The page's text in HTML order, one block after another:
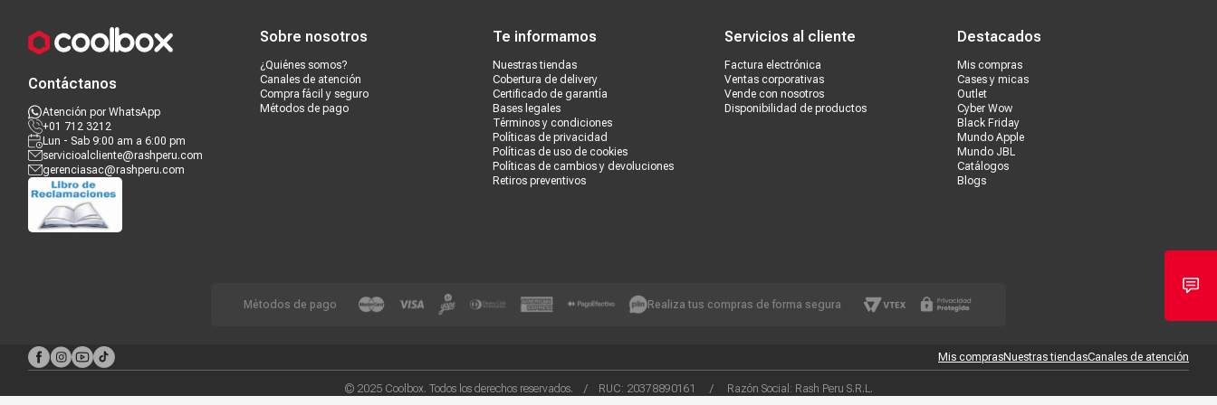
Contáctanos
Atención por WhatsApp
+01 712 3212
Lun - Sab 9:00 am a 6:00 pm
servicioalcliente@rashperu.com
gerenciasac@rashperu.com
Sobre nosotros
¿Quiénes somos?
Canales de atención
Compra fácil y seguro
Métodos de pago
Te informamos
Nuestras tiendas
Cobertura de delivery
Certificado de garantía
Bases legales
Términos y condiciones
Políticas de privacidad
Políticas de uso de cookies
Políticas de cambios y devoluciones
Retiros preventivos
Servicios al cliente
Factura electrónica
Ventas corporativas
Vende con nosotros
Disponibilidad de productos
Destacados
Mis compras
Cases y micas
Outlet
Cyber Wow
Black Friday
Mundo Apple
Mundo JBL
Catálogos
Blogs
Métodos de pago Realiza tus compras de forma segura
Mis comprasNuestras tiendasCanales de atención
© 2025 Coolbox. Todos los derechos reservados. / RUC: 20378890161 / Razón Social: Rash Peru S.R.L.